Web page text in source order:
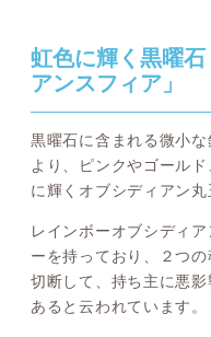
虹色に輝く黒曜
アンスフィア」
黒曜石に含まれる微小
より、ピンクやゴール
に輝くオブシディアン丸
レインボーオブシディ
ーを持っており、２つ
切断して、持ち主に悪
あると云われています。